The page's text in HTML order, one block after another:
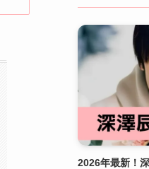
2026年最新！